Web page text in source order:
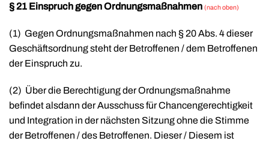
§ 21 Einspruch gegen Ordnungsmaßnahmen (nach oben)
(1) Gegen Ordnungsmaßnahmen nach § 20 Abs. 4 dieser
Geschäftsordnung steht der Betroffenen / dem Betroffenen
der Einspruch zu.
(2) Über die Berechtigung der Ordnungsmaßnahme
befindet alsdann der Ausschuss für Chancengerechtigkeit
und Integration in der nächsten Sitzung ohne die Stimme
der Betroffenen / des Betroffenen. Dieser / Diesem ist